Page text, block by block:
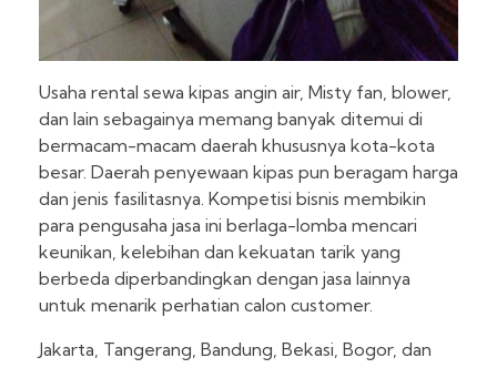
Usaha rental sewa kipas angin air, Misty fan, blower,
dan lain sebagainya memang banyak ditemui di
bermacam-macam daerah khususnya kota-kota
besar. Daerah penyewaan kipas pun beragam harga
dan jenis fasilitasnya. Kompetisi bisnis membikin
para pengusaha jasa ini berlaga-lomba mencari
keunikan, kelebihan dan kekuatan tarik yang
berbeda diperbandingkan dengan jasa lainnya
untuk menarik perhatian calon customer.
Jakarta, Tangerang, Bandung, Bekasi, Bogor, dan